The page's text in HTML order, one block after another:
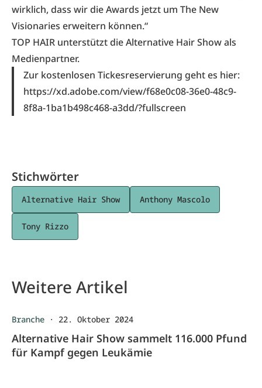
wirklich, dass wir die Awards jetzt um The New
Visionaries erweitern können.“
TOP HAIR unterstützt die Alternative Hair Show als
Medienpartner.
Zur kostenlosen Tickesreservierung geht es hier:
https://xd.adobe.com/view/f68e0c08-36e0-48c9-
8f8a-1ba1b498c468-a3dd/?fullscreen
Stichwörter
Alternative Hair Show Anthony Mascolo
Tony Rizzo
Weitere Artikel
Branche · 22. Oktober 2024
Alternative Hair Show sammelt 116.000 Pfund
für Kampf gegen Leukämie